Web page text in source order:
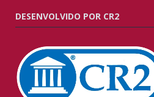
DESENVOLVIDO POR CR2